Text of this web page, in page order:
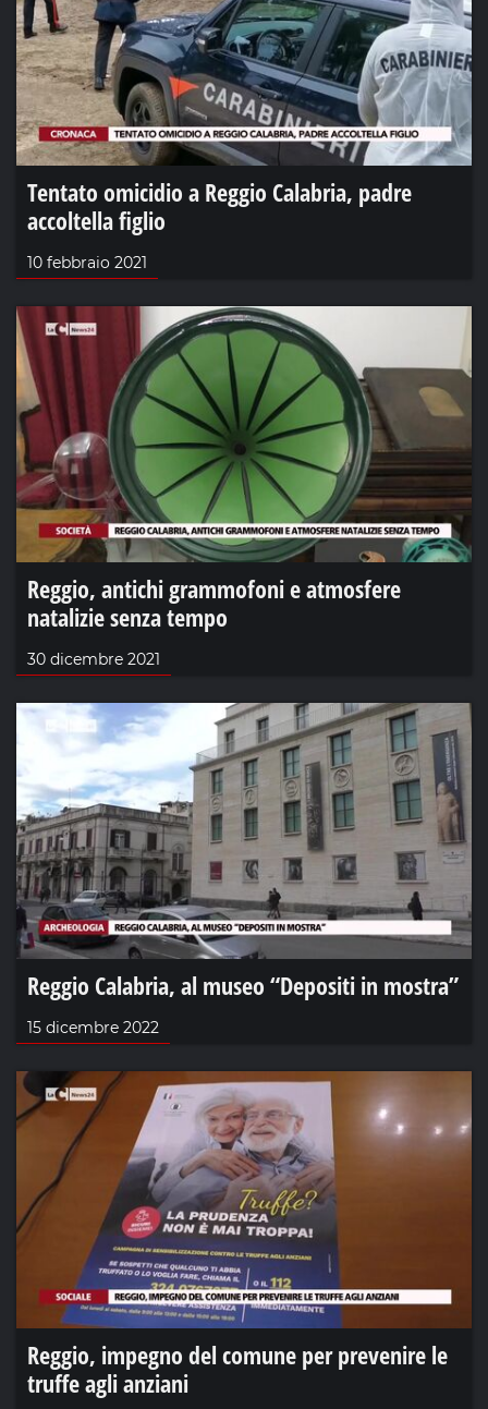
Tentato omicidio a Reggio Calabria, padre
accoltella figlio
10 febbraio 2021
Reggio, antichi grammofoni e atmosfere
natalizie senza tempo
30 dicembre 2021
Reggio Calabria, al museo “Depositi in mostra”
15 dicembre 2022
Reggio, impegno del comune per prevenire le
truffe agli anziani